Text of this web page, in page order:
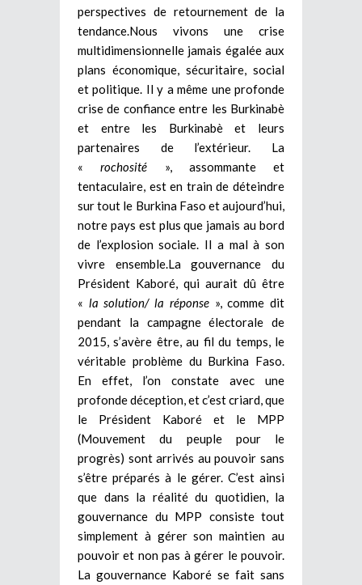
perspectives de retournement de la
tendance.Nous vivons une crise
multidimensionnelle jamais égalée aux
plans économique, sécuritaire, social
et politique. Il y a même une profonde
crise de confiance entre les Burkinabè
et entre les Burkinabè et leurs
partenaires de l’extérieur. La
«rochosité », assommante et
tentaculaire, est en train de déteindre
sur tout le Burkina Faso et aujourd’hui,
notre pays est plus que jamais au bord
de l’explosion sociale. Il a mal à son
vivre ensemble.La gouvernance du
Président Kaboré, qui aurait dû être
« la solution/ la réponse », comme dit
pendant la campagne électorale de
2015, s’avère être, au fil du temps, le
véritable problème du Burkina Faso.
En effet, l’on constate avec une
profonde déception, et c’est criard, que
le Président Kaboré et le MPP
(Mouvement du peuple pour le
progrès) sont arrivés au pouvoir sans
s’être préparés à le gérer. C’est ainsi
que dans la réalité du quotidien, la
gouvernance du MPP consiste tout
simplement à gérer son maintien au
pouvoir et non pas à gérer le pouvoir.
La gouvernance Kaboré se fait sans